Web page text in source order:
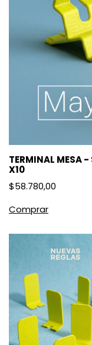
TERMINAL
X10
$58.780,00
Comprar